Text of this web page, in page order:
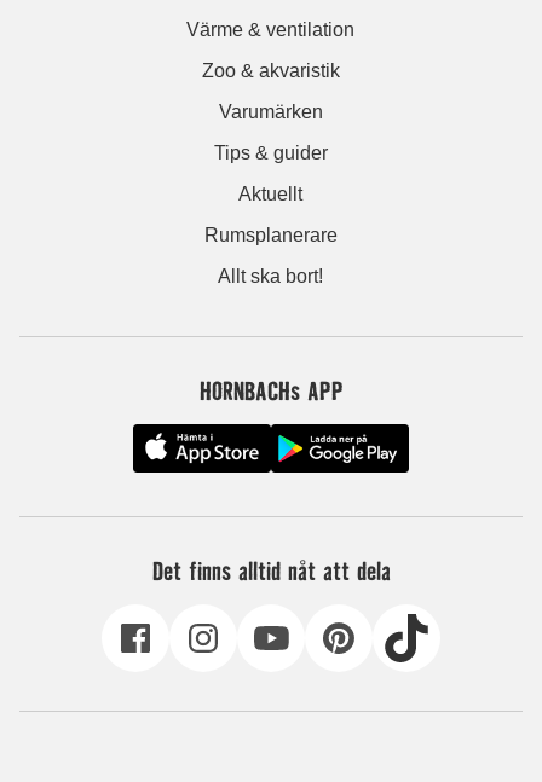
Värme & ventilation
Zoo & akvaristik
Varumärken
Tips & guider
Aktuellt
Rumsplanerare
Allt ska bort!
HORNBACHs APP
Det finns alltid nåt att dela